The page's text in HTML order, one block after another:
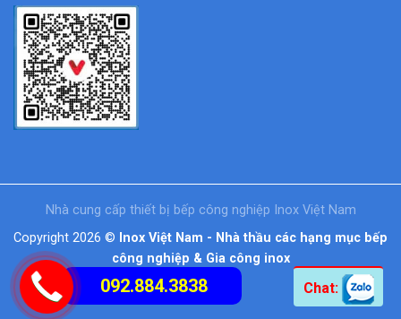
Nhà cung cấp thiết bị bếp công nghiệp Inox Việt Nam
Copyright 2026 © Inox Việt Nam - Nhà thầu các hạng mục bếp
công nghiệp & Gia công inox
092.884.3838 Chat: